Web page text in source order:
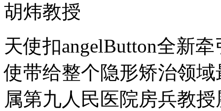
胡炜教授
天使扣angelButton全新
使带给整个隐形矫治领
属第九人民医院房兵教